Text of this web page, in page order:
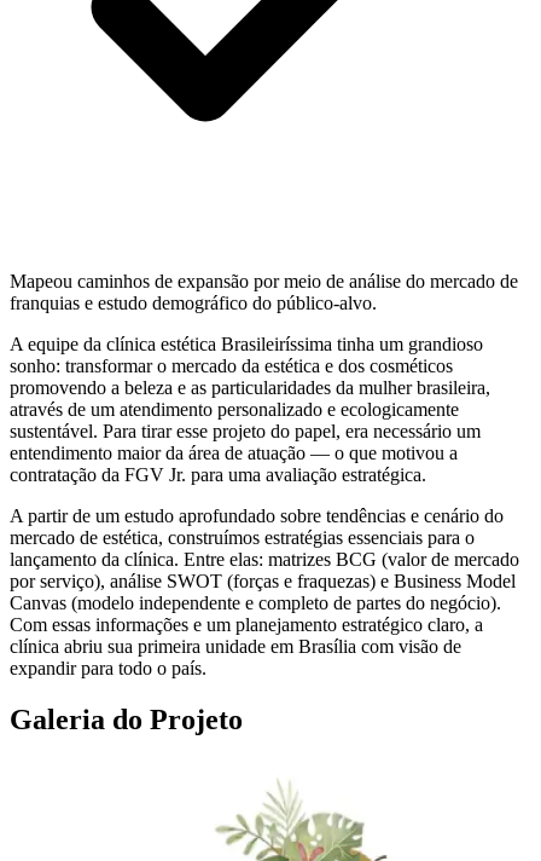
Mapeou caminhos de expansão por meio de análise do mercado de
franquias e estudo demográfico do público-alvo.
A equipe da clínica estética Brasileiríssima tinha um grandioso
sonho: transformar o mercado da estética e dos cosméticos
promovendo a beleza e as particularidades da mulher brasileira,
através de um atendimento personalizado e ecologicamente
sustentável. Para tirar esse projeto do papel, era necessário um
entendimento maior da área de atuação — o que motivou a
contratação da FGV Jr. para uma avaliação estratégica.
A partir de um estudo aprofundado sobre tendências e cenário do
mercado de estética, construímos estratégias essenciais para o
lançamento da clínica. Entre elas: matrizes BCG (valor de mercado
por serviço), análise SWOT (forças e fraquezas) e Business Model
Canvas (modelo independente e completo de partes do negócio).
Com essas informações e um planejamento estratégico claro, a
clínica abriu sua primeira unidade em Brasília com visão de
expandir para todo o país.
Galeria do Projeto